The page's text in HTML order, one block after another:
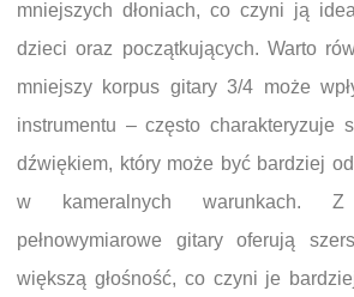
mniejszych dłoniach, co czyni ją
dzieci oraz początkujących. Warto
mniejszy korpus gitary 3/4 może
instrumentu – często charakteryzuje
dźwiękiem, który może być bardziej
w kameralnych warunkach.
pełnowymiarowe gitary oferują
większą głośność, co czyni je